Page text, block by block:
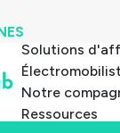
Solutions
Notre
Ressources